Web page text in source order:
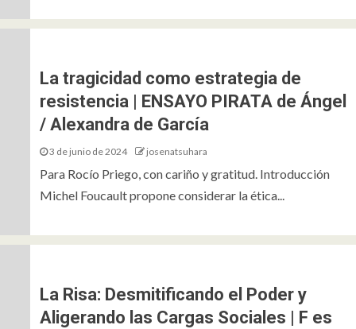
DESPUÉS DE LA PANTALLA
La fe como perdición | Después
pantalla #10
de julio de 2025 josenatsuhara
La tragicidad como estrategia de
resistencia | ENSAYO PIRATA de Ángel
/ Alexandra de García
3 de junio de 2024 josenatsuhara
Para Rocío Priego, con cariño y gratitud. Introducción
Michel Foucault propone considerar la ética...
La Risa: Desmitificando el Poder y
Aligerando las Cargas Sociales | F es